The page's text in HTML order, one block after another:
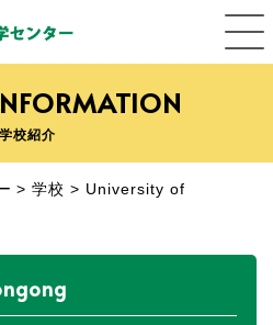
学校紹介
>学校 > University of